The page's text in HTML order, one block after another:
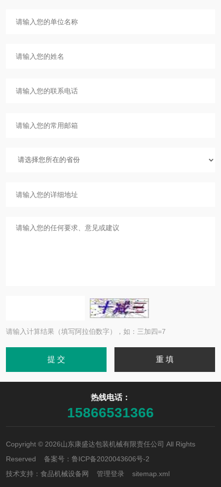
请输入计算结果（填写阿拉伯数字），如：三加四=7
热线电话：
15866531366
Copyright © 2026山东康盛达包装机械有限责任公司 All Rights
Reserved 备案号： 鲁ICP备2020043606号-2
技术支持： 食品机械设备网 管理登录 sitemap.xml